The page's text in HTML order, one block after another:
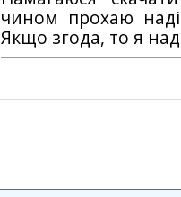
чином прохаю
Якщо згода, то я